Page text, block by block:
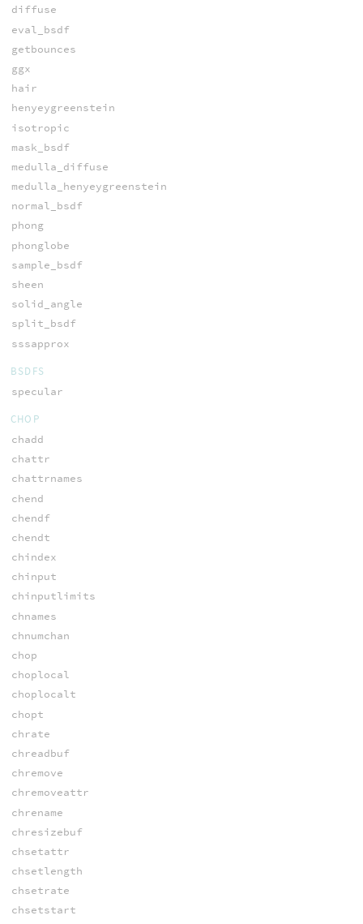
diffuse
eval_bsdf
getbounces
ggx
hair
henyeygreenstein
isotropic
mask_bsdf
medulla_diffuse
medulla_henyeygreenstein
normal_bsdf
phong
phonglobe
sample_bsdf
sheen
solid_angle
split_bsdf
sssapprox
BSDFS
specular
CHOP
chadd
chattr
chattrnames
chend
chendf
chendt
chindex
chinput
chinputlimits
chnames
chnumchan
chop
choplocal
choplocalt
chopt
chrate
chreadbuf
chremove
chremoveattr
chrename
chresizebuf
chsetattr
chsetlength
chsetrate
chsetstart